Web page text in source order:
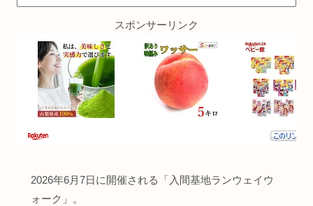
スポンサーリンク
2026年6月7日に開催される「入間基地ランウェイウ
ォーク」。